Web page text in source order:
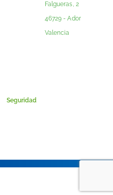
Falgueras, 2
46729 - Ador
Valencia
Seguridad